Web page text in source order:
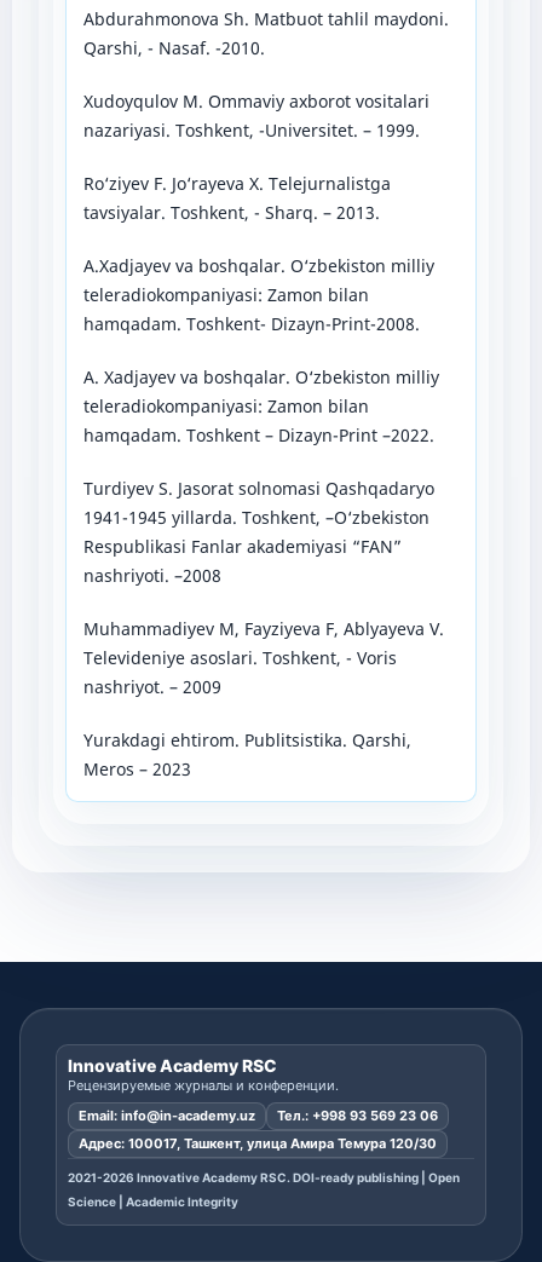
Abdurahmonova Sh. Matbuot tahlil maydoni.
Qarshi, - Nasaf. -2010.
Xudoyqulov M. Ommaviy axborot vositalari
nazariyasi. Toshkent, -Universitet. – 1999.
Ro‘ziyev F. Jo‘rayeva X. Telejurnalistga
tavsiyalar. Toshkent, - Sharq. – 2013.
A.Xadjayev va boshqalar. O‘zbekiston milliy
teleradiokompaniyasi: Zamon bilan
hamqadam. Toshkent- Dizayn-Print-2008.
A. Xadjayev va boshqalar. O‘zbekiston milliy
teleradiokompaniyasi: Zamon bilan
hamqadam. Toshkent – Dizayn-Print –2022.
Turdiyev S. Jasorat solnomasi Qashqadaryo
1941-1945 yillarda. Toshkent, –O‘zbekiston
Respublikasi Fanlar akademiyasi “FAN”
nashriyoti. –2008
Muhammadiyev M, Fayziyeva F, Ablyayeva V.
Televideniye asoslari. Toshkent, - Voris
nashriyot. – 2009
Yurakdagi ehtirom. Publitsistika. Qarshi,
Meros – 2023
Innovative Academy RSC
Рецензируемые журналы и конференции.
Email: info@in-academy.uz Тел.: +998 93 569 23 06
Адрес: 100017, Ташкент, улица Амира Темура 120/30
2021-2026 Innovative Academy RSC. DOI-ready publishing | Open
Science | Academic Integrity